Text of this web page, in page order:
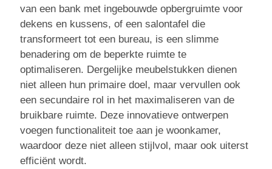
van een bank met ingebouwde opbergruimte voor
dekens en kussens, of een salontafel die
transformeert tot een bureau, is een slimme
benadering om de beperkte ruimte te
optimaliseren. Dergelijke meubelstukken dienen
niet alleen hun primaire doel, maar vervullen ook
een secundaire rol in het maximaliseren van de
bruikbare ruimte. Deze innovatieve ontwerpen
voegen functionaliteit toe aan je woonkamer,
waardoor deze niet alleen stijlvol, maar ook uiterst
efficiënt wordt.